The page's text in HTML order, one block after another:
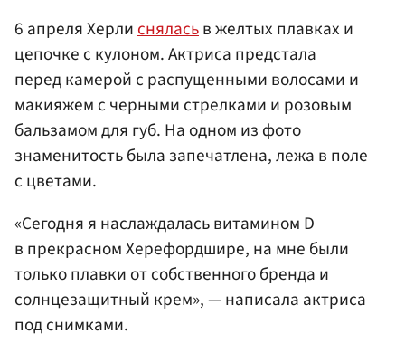
6 апреля Херли сняласьв желтых плавках и
цепочке с кулоном. Актриса предстала
перед камерой с распущенными волосами и
макияжем с черными стрелками и розовым
бальзамом для губ. На одном из фото
знаменитость была запечатлена, лежа в поле
с цветами.
«Сегодня я наслаждалась витамином D
в прекрасном Херефордшире, на мне были
только плавки от собственного бренда и
солнцезащитный крем», — написала актриса
под снимками.